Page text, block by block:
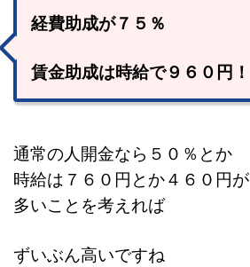
経費助成が７５％
賃金助成は時給で９６０円！
通常の人開金なら５０％とか
時給は７６０円とか４６０円が
多いことを考えれば
ずいぶん高いですね